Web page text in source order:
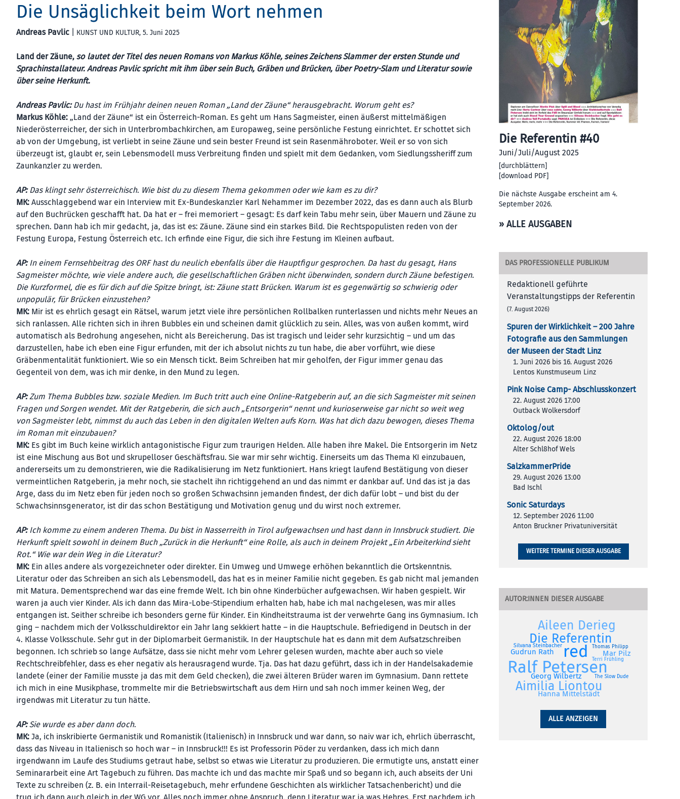
Die Unsäglichkeit beim Wort nehmen
Andreas Pavlic KUNST UND KULTUR, 5. Juni 2025
Land der Zäune, so lautet der Titel des neuen Romans von Markus Köhle, seines Zeichens Slammer der ersten Stunde und
Sprachinstallateur. Andreas Pavlic spricht mit ihm über sein Buch, Gräben und Brücken, über Poetry-Slam und Literatur sowie
über seine Herkunft.
Andreas Pavlic:Du hast im Frühjahr deinen neuen Roman „Land der Zäune“ herausgebracht. Worum geht es?
Markus Köhle: „Land der Zäune“ ist ein Österreich-Roman. Es geht um Hans Sagmeister, einen äußerst mittelmäßigen
Niederösterreicher, der sich in Unterbrombachkirchen, am Europaweg, seine persönliche Festung einrichtet. Er schottet sich
ab von der Umgebung, ist verliebt in seine Zäune und sein bester Freund ist sein Rasenmähroboter. Weil er so von sich
überzeugt ist, glaubt er, sein Lebensmodell muss Verbreitung finden und spielt mit dem Gedanken, vom Siedlungssheriff zum
Zaunkanzler zu werden.
AP:Das klingt sehr österreichisch. Wie bist du zu diesem Thema gekommen oder wie kam es zu dir?
MK: Ausschlaggebend war ein Interview mit Ex-Bundeskanzler Karl Nehammer im Dezember 2022, das es dann auch als Blurb
auf den Buchrücken geschafft hat. Da hat er – frei memoriert – gesagt: Es darf kein Tabu mehr sein, über Mauern und Zäune zu
sprechen. Dann hab ich mir gedacht, ja, das ist es: Zäune. Zäune sind ein starkes Bild. Die Rechtspopulisten reden von der
Festung Europa, Festung Österreich etc. Ich erfinde eine Figur, die sich ihre Festung im Kleinen aufbaut.
AP:In einem Fernsehbeitrag des ORF hast du neulich ebenfalls über die Hauptfigur gesprochen. Da hast du gesagt, Hans
Sagmeister möchte, wie viele andere auch, die gesellschaftlichen Gräben nicht überwinden, sondern durch Zäune befestigen.
Die Kurzformel, die es für dich auf die Spitze bringt, ist: Zäune statt Brücken. Warum ist es gegenwärtig so schwierig oder
unpopulär, für Brücken einzustehen?
MK: Mir ist es ehrlich gesagt ein Rätsel, warum jetzt viele ihre persönlichen Rollbalken runterlassen und nichts mehr Neues an
sich ranlassen. Alle richten sich in ihren Bubbles ein und scheinen damit glücklich zu sein. Alles, was von außen kommt, wird
automatisch als Bedrohung angesehen, nicht als Bereicherung. Das ist tragisch und leider sehr kurzsichtig – und um das
darzustellen, habe ich eben eine Figur erfunden, mit der ich absolut nichts zu tun habe, die aber vorführt, wie diese
Gräbenmentalität funktioniert. Wie so ein Mensch tickt. Beim Schreiben hat mir geholfen, der Figur immer genau das
Gegenteil von dem, was ich mir denke, in den Mund zu legen.
AP:Zum Thema Bubbles bzw. soziale Medien. Im Buch tritt auch eine Online-Ratgeberin auf, an die sich Sagmeister mit seinen
Fragen und Sorgen wendet. Mit der Ratgeberin, die sich auch „Entsorgerin“ nennt und kurioserweise gar nicht so weit weg
von Sagmeister lebt, nimmst du auch das Leben in den digitalen Welten aufs Korn. Was hat dich dazu bewogen, dieses Thema
im Roman mit einzubauen?
MK: Es gibt im Buch keine wirklich antagonistische Figur zum traurigen Helden. Alle haben ihre Makel. Die Entsorgerin im Netz
ist eine Mischung aus Bot und skrupelloser Geschäftsfrau. Sie war mir sehr wichtig. Einerseits um das Thema KI einzubauen,
andererseits um zu demonstrieren, wie die Radikalisierung im Netz funktioniert. Hans kriegt laufend Bestätigung von dieser
vermeintlichen Ratgeberin, ja mehr noch, sie stachelt ihn richtiggehend an und das nimmt er dankbar auf. Und das ist ja das
Arge, dass du im Netz eben für jeden noch so großen Schwachsinn jemanden findest, der dich dafür lobt – und bist du der
Schwachsinnsgenerator, ist dir das schon Bestätigung und Motivation genug und du wirst noch extremer.
AP:Ich komme zu einem anderen Thema. Du bist in Nasserreith in Tirol aufgewachsen und hast dann in Innsbruck studiert. Die
Herkunft spielt sowohl in deinem Buch „Zurück in die Herkunft“ eine Rolle, als auch in deinem Projekt „Ein Arbeiterkind sieht
Rot.“ Wie war dein Weg in die Literatur?
MK: Ein alles andere als vorgezeichneter oder direkter. Ein Umweg und Umwege erhöhen bekanntlich die Ortskenntnis.
Literatur oder das Schreiben an sich als Lebensmodell, das hat es in meiner Familie nicht gegeben. Es gab nicht mal jemanden
mit Matura. Dementsprechend war das eine fremde Welt. Ich bin ohne Kinderbücher aufgewachsen. Wir haben gespielt. Wir
waren ja auch vier Kinder. Als ich dann das Mira-Lobe-Stipendium erhalten hab, habe ich mal nachgelesen, was mir alles
entgangen ist. Seither schreibe ich besonders gerne für Kinder. Ein Kindheitstrauma ist der verwehrte Gang ins Gymnasium. Ich
ging – nachdem mich der Volksschuldirektor ein Jahr lang sekkiert hatte – in die Hauptschule. Befriedigend in Deutsch in der
4. Klasse Volksschule. Sehr gut in der Diplomarbeit Germanistik. In der Hauptschule hat es dann mit dem Aufsatzschreiben
begonnen. Ich schrieb so lange Aufsätze, dass sie nicht mehr vom Lehrer gelesen wurden, machte aber auch so viele
Rechtschreibfehler, dass es eher negativ als herausragend wurde. Tja. Das hat dazu geführt, dass ich in der Handelsakademie
landete (einer der Familie musste ja das mit dem Geld checken), die zwei älteren Brüder waren im Gymnasium. Dann rettete
ich mich in eine Musikphase, trommelte mir die Betriebswirtschaft aus dem Hirn und sah noch immer keinen Weg, der
irgendwas mit Literatur zu tun hätte.
AP:Sie wurde es aber dann doch.
MK: Ja, ich inskribierte Germanistik und Romanistik (Italienisch) in Innsbruck und war dann, so naiv war ich, ehrlich überrascht,
dass das Niveau in Italienisch so hoch war – in Innsbruck!!! Es ist Professorin Pöder zu verdanken, dass ich mich dann
irgendwann im Laufe des Studiums getraut habe, selbst so etwas wie Literatur zu produzieren. Die ermutigte uns, anstatt einer
Seminararbeit eine Art Tagebuch zu führen. Das machte ich und das machte mir Spaß und so begann ich, auch abseits der Uni
Texte zu schreiben (z. B. ein Interrail-Reisetagebuch, mehr erfundene Geschichten als wirklicher Tatsachenbericht) und die
Die Referentin #40
Juni/Juli/August 2025
[durchblättern]
[download PDF]
Die nächste Ausgabe erscheint am 4.
September 2026.
» ALLE AUSGABEN
DAS PROFESSIONELLE PUBLIKUM
Redaktionell geführte
Veranstaltungstipps der Referentin
(7. August 2026)
Spuren der Wirklichkeit – 200 Jah­re
Foto­gra­fie aus den Samm­lun­gen
der Muse­en der Stadt Linz
1. Juni 2026 bis 16. August 2026
Lentos Kunstmuseum Linz
Pink Noise Camp- Abschlusskonzert
22. August 2026 17:00
Outback Wolkersdorf
Oktolog/out
22. August 2026 18:00
Alter Schl8hof Wels
SalzkammerPride
29. August 2026 13:00
Bad Ischl
Sonic Saturdays
12. September 2026 11:00
Anton Bruckner Privatuniversität
WEITERE TERMINE DIESER AUSGABE
AUTOR:INNEN DIESER AUSGABE
Ralf Petersen
red
Aileen Derieg
Aimilia Liontou
Die Referentin
Georg Wilbertz
Gudrun Rath
Hanna Mittelstädt
Mar Pilz
Silvana Steinbacher
Terri Frühling
The Slow Dude
Thomas Philipp
ALLE ANZEIGEN